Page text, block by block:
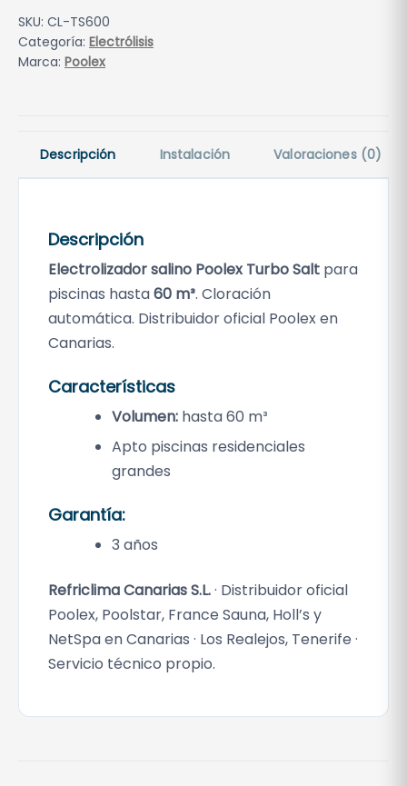
SKU: CL-TS600
Categoría: Electrólisis
Marca: Poolex
Descripción Instalación Valoraciones (0)
Descripción
Electrolizador salino Poolex Turbo Salt para
piscinas hasta60 m³. Cloración
automática. Distribuidor oficial Poolex en
Canarias.
Características
Volumen: hasta 60 m³
Apto piscinas residenciales
grandes
Garantía:
3 años
Refriclima Canarias S.L.· Distribuidor oficial
Poolex, Poolstar, France Sauna, Holl’s y
NetSpa en Canarias · Los Realejos, Tenerife ·
Servicio técnico propio.